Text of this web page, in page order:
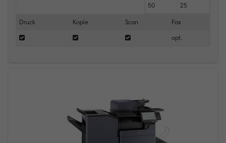
50 25
Druck Kopie Scan Fax
opt.